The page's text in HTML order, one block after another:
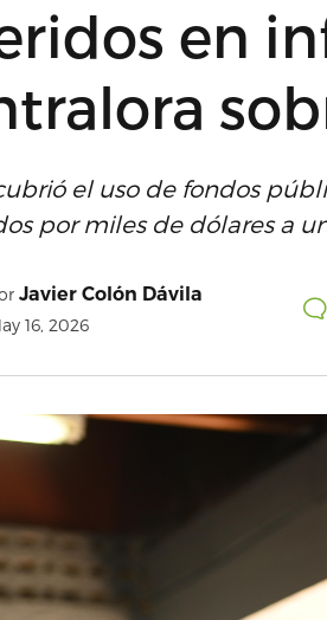
en
el uso de fondos
por miles de dólares a
Javier Colón Dávila
16, 2026